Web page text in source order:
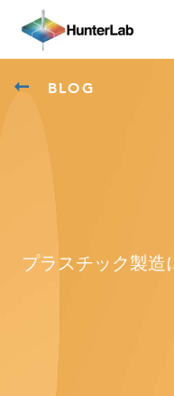
BLOG
プラスチック製造